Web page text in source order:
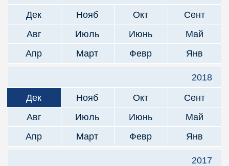
Дек
Нояб Окт
Сент
Авг
Июль Июнь
Май
Апр
Март Февр Янв
2018
Дек
Нояб Окт
Сент
Авг
Июль Июнь
Май
Апр
Март Февр Янв
2017